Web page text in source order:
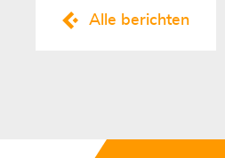
Alle berichten